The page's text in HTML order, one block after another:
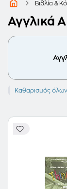
Βιβλία &
Αγγλικά
Αγγλικά
Καθαρισμός όλων